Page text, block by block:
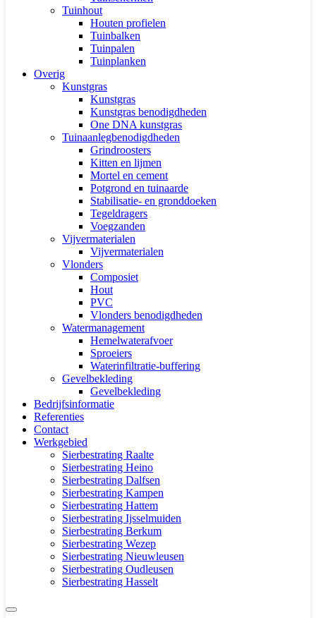
Tuinhout
Houten profielen
Tuinbalken
Tuinpalen
Tuinplanken
Overig
Kunstgras
Kunstgras
Kunstgras benodigdheden
One DNA kunstgras
Tuinaanlegbenodigdheden
Grindroosters
Kitten en lijmen
Mortel en cement
Potgrond en tuinaarde
Stabilisatie- en gronddoeken
Tegeldragers
Voegzanden
Vijvermaterialen
Vijvermaterialen
Vlonders
Composiet
Hout
PVC
Vlonders benodigdheden
Watermanagement
Hemelwaterafvoer
Sproeiers
Waterinfiltratie-buffering
Gevelbekleding
Gevelbekleding
Bedrijfsinformatie
Referenties
Contact
Werkgebied
Sierbestrating Raalte
Sierbestrating Heino
Sierbestrating Dalfsen
Sierbestrating Kampen
Sierbestrating Hattem
Sierbestrating Ijsselmuiden
Sierbestrating Berkum
Sierbestrating Wezep
Sierbestrating Nieuwleusen
Sierbestrating Oudleusen
Sierbestrating Hasselt